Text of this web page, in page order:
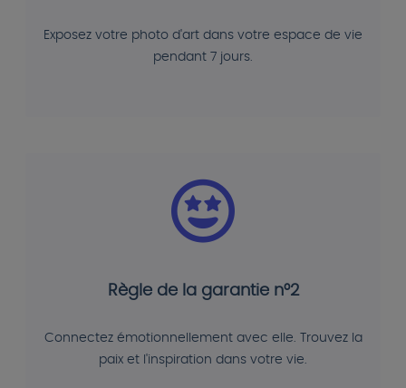
Exposez votre photo d'art dans votre espace de vie
pendant 7 jours.
Règle de la garantie n°2
Connectez émotionnellement avec elle. Trouvez la
paix et l'inspiration dans votre vie.